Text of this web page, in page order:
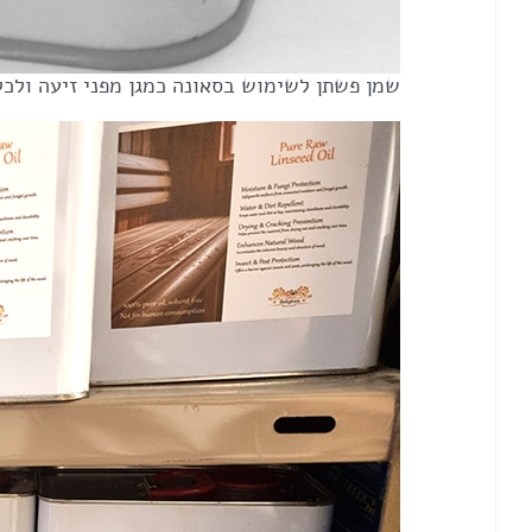
שמן פשתן לשימוש בסאונה כמגן מפני זיעה